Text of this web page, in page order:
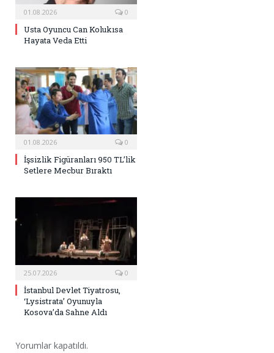
01.08.2026 0
Usta Oyuncu Can Kolukısa
Hayata Veda Etti
01.08.2026 0
İşsizlik Figüranları 950 TL’lik
Setlere Mecbur Bıraktı
25.07.2026 0
İstanbul Devlet Tiyatrosu,
‘Lysistrata’ Oyunuyla
Kosova’da Sahne Aldı
Yorumlar kapatıldı.